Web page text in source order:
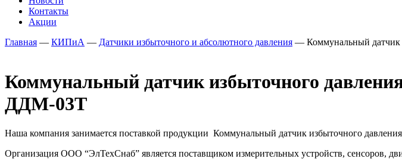
Контакты
Акции
Главная — КИПиА — Датчики избыточного и абсолютного давления — Коммунальный
Коммунальный датчик избыточного
ДДМ-03Т
Наша компания занимается поставкой продукции Коммунальный датчик избыточного
Организация ООО “ЭлТехСнаб” является поставщиком измерительных устройств, сенсоров,